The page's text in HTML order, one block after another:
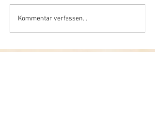
Kommentar verfassen...